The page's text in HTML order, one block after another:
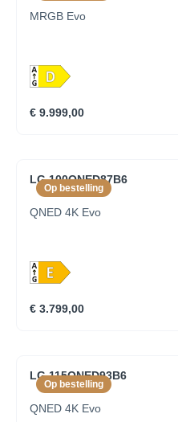
MRGB Evo
€ 9.999,00
Op bestelling
LG 100QNED87B6
QNED 4K Evo
€ 3.799,00
Op bestelling
LG 115QNED93B6
QNED 4K Evo